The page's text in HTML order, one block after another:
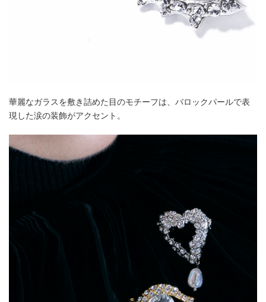
華麗なガラスを敷き詰めた目のモチーフは、バロックパールで表
現した涙の装飾がアクセント。